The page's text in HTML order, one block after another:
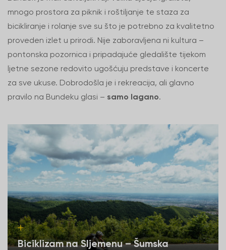
mnogo prostora za piknik i roštiljanje te staza za
bicikliranje i rolanje sve su što je potrebno za kvalitetno
proveden izlet u prirodi. Nije zaboravljena ni kultura –
pontonska pozornica i pripadajuće gledalište tijekom
ljetne sezone redovito ugošćuju predstave i koncerte
za sve ukuse. Dobrodošla je i rekreacija, ali glavno
pravilo na Bundeku glasi – samo lagano.
Biciklizam na Sljemenu – Šumska